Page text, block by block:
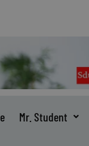
Mr. Student